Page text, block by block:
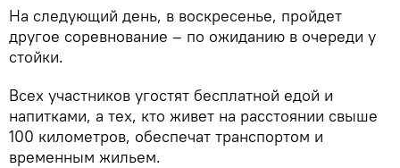
На следующий день, в воскресенье, пройдет
другое соревнование – по ожиданию в очереди у
стойки.
Всех участников угостят бесплатной едой и
напитками, а тех, кто живет на расстоянии свыше
100 километров, обеспечат транспортом и
временным жильем.